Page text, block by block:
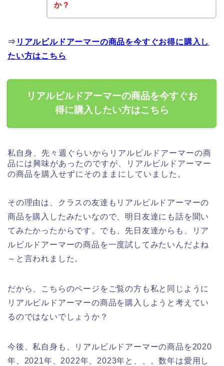
か？
⇒ リアルビルドアーマーの商品を今すぐお得に購入し
たい方はこちら
リアルビルドアーマーの商品を今すぐお
得に購入したい方はこちら
私自身、先々週ぐらいからリアルビルドアーマーの商
品には興味があったのですが、リアルビルドアーマー
の商品を購入せずにそのままにしていました。
その理由は、クラスの友達もリアルビルドアーマーの
商品を購入したみたいなので、明日友達にも話を聞い
てみたかったからです。でも、先日友達からも、リア
ルビルドアーマーの商品を一度試してみたいんだよね
～と言われました。
だから、こちらのページをご覧の方も私と同じように
リアルビルドアーマーの商品を購入しようと考えてい
るのではないでしょうか？
今後、私自身も、リアルビルドアーマーの商品を2020
年、2021年、2022年、2023年と、、。数年は愛用し